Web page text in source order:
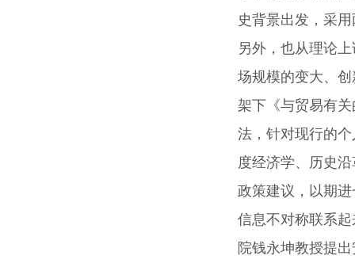
史背景出发，采
另外，也从理论
场规模的变大、
架下《与贸易有
法，针对现行的
度经济学、历史
政策建议，以期
信息不对称联系
院钱永坤教授提